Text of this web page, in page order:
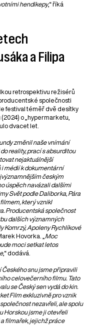
hendikepy,“ říká
a Filipa
retrospektivu režisérů
společnosti
festival téměř dvě desítky
(2024) o „hypermarketu,
dvacet let.
změnil naše vnímání
reality, prací s absurditou
nejaktuálnější
médií k dokumentární
českým
úspěch navázali dalšími
Svět podle Daliborka, Pára
který vznikl
Producentská společnost
dalších významných
Komrzý, Apoleny Rychlíkové
Hovorka. „ Moc
moci setkat letos
,“ dodává.
snu jsme připravili
celovečerního filmu. Tato
se Český sen vydá do kin.
Film exkluzivně pro vznik
nezavřeli, ale spolu
Horskou jsme ji otevřeli
filmařek, jejichž práce